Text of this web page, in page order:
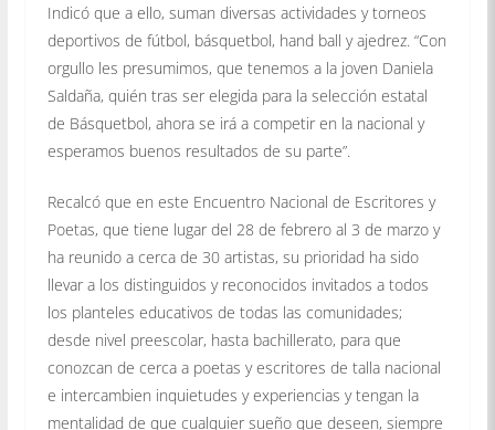
Indicó que a ello, suman diversas actividades y torneos
deportivos de fútbol, básquetbol, hand ball y ajedrez. “Con
orgullo les presumimos, que tenemos a la joven Daniela
Saldaña, quién tras ser elegida para la selección estatal
de Básquetbol, ahora se irá a competir en la nacional y
esperamos buenos resultados de su parte”.
Recalcó que en este Encuentro Nacional de Escritores y
Poetas, que tiene lugar del 28 de febrero al 3 de marzo y
ha reunido a cerca de 30 artistas, su prioridad ha sido
llevar a los distinguidos y reconocidos invitados a todos
los planteles educativos de todas las comunidades;
desde nivel preescolar, hasta bachillerato, para que
conozcan de cerca a poetas y escritores de talla nacional
e intercambien inquietudes y experiencias y tengan la
mentalidad de que cualquier sueño que deseen, siempre